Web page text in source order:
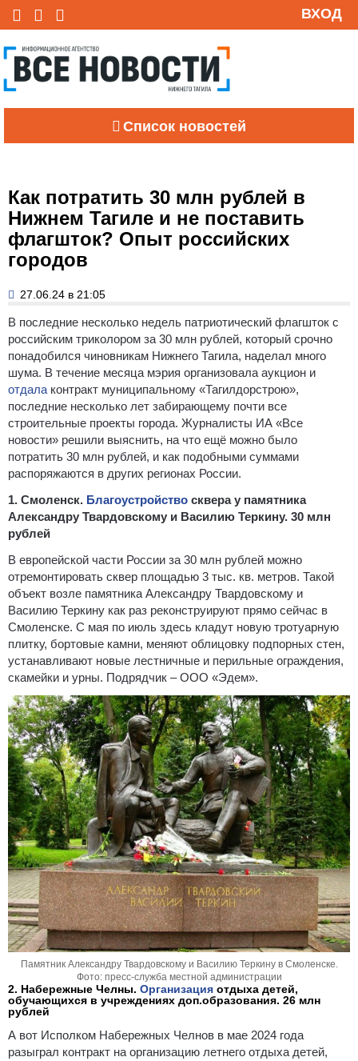
ВХОД
Список новостей
Как потратить 30 млн рублей в
Нижнем Тагиле и не поставить
флагшток? Опыт российских
городов
27.06.24 в 21:05
В последние несколько недель патриотический флагшток с
российским триколором за 30 млн рублей, который срочно
понадобился чиновникам Нижнего Тагила, наделал много
шума. В течение месяца мэрия организовала аукцион и
отдала контракт муниципальному «Тагилдорстрою»,
последние несколько лет забирающему почти все
строительные проекты города. Журналисты ИА «Все
новости» решили выяснить, на что ещё можно было
потратить 30 млн рублей, и как подобными суммами
распоряжаются в других регионах России.
1. Смоленск. Благоустройство сквера у памятника
Александру Твардовскому и Василию Теркину. 30 млн
рублей
В европейской части России за 30 млн рублей можно
отремонтировать сквер площадью 3 тыс. кв. метров. Такой
объект возле памятника Александру Твардовскому и
Василию Теркину как раз реконструируют прямо сейчас в
Смоленске. С мая по июль здесь кладут новую тротуарную
плитку, бортовые камни, меняют облицовку подпорных стен,
устанавливают новые лестничные и перильные ограждения,
скамейки и урны. Подрядчик – ООО «Эдем».
Памятник Александру Твардовскому и Василию Теркину в Смоленске.
Фото: пресс-служба местной администрации
2. Набережные Челны. Организация отдыха детей,
обучающихся в учреждениях доп.образования. 26 млн
рублей
А вот Исполком Набережных Челнов в мае 2024 года
разыграл контракт на организацию летнего отдыха детей,